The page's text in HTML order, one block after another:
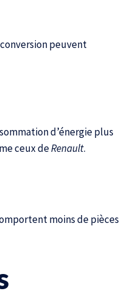
peuvent
d’énergie plus
ceux deRenault.
moins de pièces